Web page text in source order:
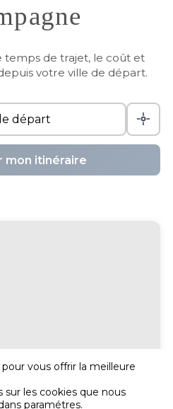
temps de trajet, le coût et
votre ville de départ.
mon itinéraire
vous offrir la meilleure
sur les cookies que nous
paramétres.